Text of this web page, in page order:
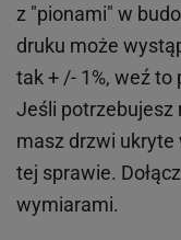
z "pionami" w
druku może
tak + /- 1%, weź to
Jeśli potrzebujesz
masz drzwi ukryte
tej sprawie.
wymiarami.